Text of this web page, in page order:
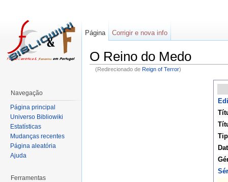
O Reino do Medo
(Redirecionado de Reign of Terror)
Página Corrigir e nova info
Navegação
Página principal
Universo Bibliowiki
Estatísticas
Mudanças recentes
Página aleatória
Ajuda
Ferramentas